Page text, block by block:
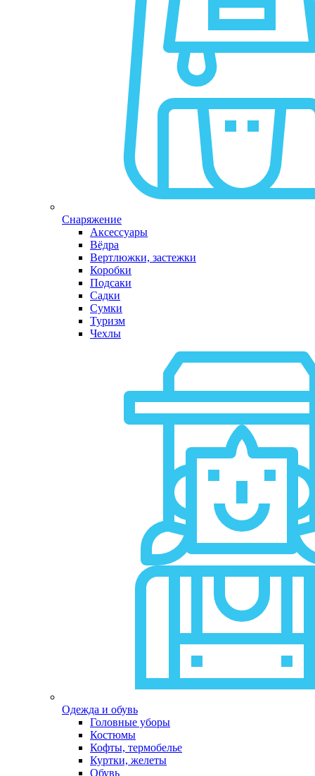
Снаряжение
Аксессуары
Вёдра
Вертлюжки, застежки
Коробки
Подсаки
Садки
Сумки
Туризм
Чехлы
Одежда и обувь
Головные уборы
Костюмы
Кофты, термобелье
Куртки, желеты
Обувь